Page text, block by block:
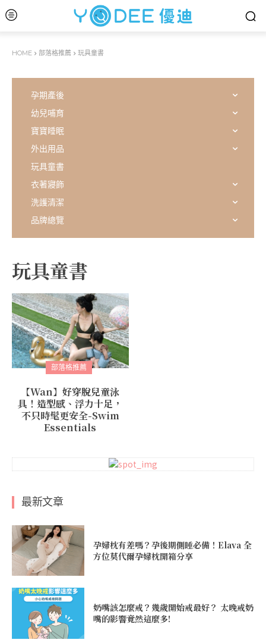
HOME 部落格推薦 玩具童書
孕期產後
幼兒哺育
寶寶睡眠
外出用品
玩具童書
衣著寢飾
洗護清潔
品牌總覽
玩具童書
部落格推薦
【Wan】好穿脫兒童泳
具！造型感、浮力十足，
不只時髦更安全-Swim
Essentials
最新文章
孕婦枕有差嗎？孕後期側睡必備！Elava 全
方位莫代爾孕婦枕開箱分享
奶嘴該怎麼戒？幾歲開始戒最好？ 太晚戒奶
嘴的影響竟然這麼多!